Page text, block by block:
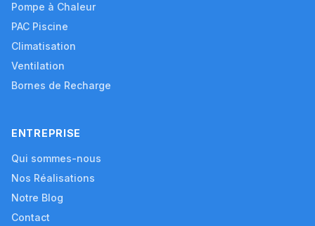
Pompe à Chaleur
PAC Piscine
Climatisation
Ventilation
Bornes de Recharge
ENTREPRISE
Qui sommes-nous
Nos Réalisations
Notre Blog
Contact